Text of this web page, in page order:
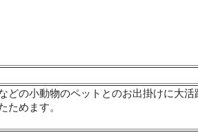
の小動物のペットとのお出掛けに大活
ためます。